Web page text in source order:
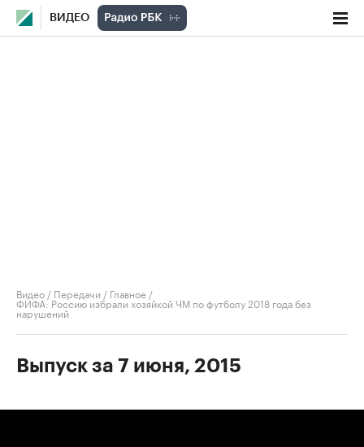
ВИДЕО
Видео / Передачи / Главное /
ФИФА: Россию избрали хозяйкой ЧМ по футболу 2018 года без
нарушений
Выпуск за 7 июня, 2015